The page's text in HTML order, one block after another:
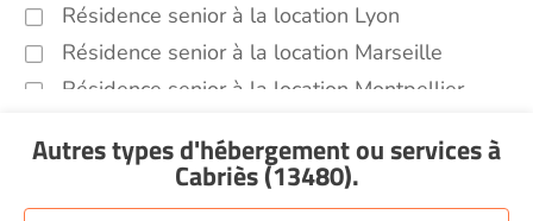
Résidence senior à la location Lyon
Résidence senior à la location Marseille
Résidence senior à la location Montpellier
Résidence senior à la location Nantes
Autres types d'hébergement ou servicesà
Cabriès (13480).